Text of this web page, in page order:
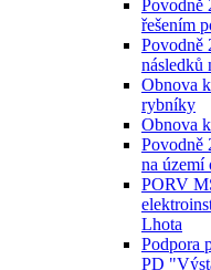
Povodně
řešením
Povodně
následků
Obnova
rybníky
Obnova
Povodně
na území
PORV
Lhota
Podpora
PD